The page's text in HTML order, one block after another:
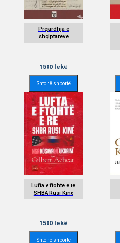
Prejardhja e
shqiptareve
1500 lekë
Shto në shportë
Lufta e ftohte e re
SHBA Rusi Kine
1500 lekë
Shto në shportë